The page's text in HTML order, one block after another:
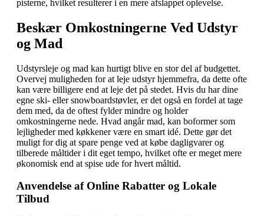
pisterne, hvilket resulterer i en mere afslappet oplevelse.
Beskær Omkostningerne Ved Udstyr
og Mad
Udstyrsleje og mad kan hurtigt blive en stor del af budgettet.
Overvej muligheden for at leje udstyr hjemmefra, da dette ofte
kan være billigere end at leje det på stedet. Hvis du har dine
egne ski- eller snowboardstøvler, er det også en fordel at tage
dem med, da de oftest fylder mindre og holder
omkostningerne nede. Hvad angår mad, kan boformer som
lejligheder med køkkener være en smart idé. Dette gør det
muligt for dig at spare penge ved at købe dagligvarer og
tilberede måltider i dit eget tempo, hvilket ofte er meget mere
økonomisk end at spise ude for hvert måltid.
Anvendelse af Online Rabatter og Lokale
Tilbud